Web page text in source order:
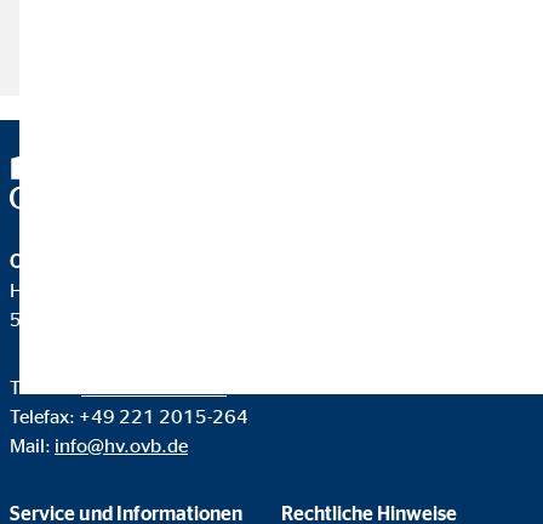
OVB Vermögensberatung AG
Heumarkt 1
50667 Köln
Telefon:
Telefax: +49 221 2015-264
Mail: info@hv.ovb.de
Service und Informationen Rechtliche Hinweise